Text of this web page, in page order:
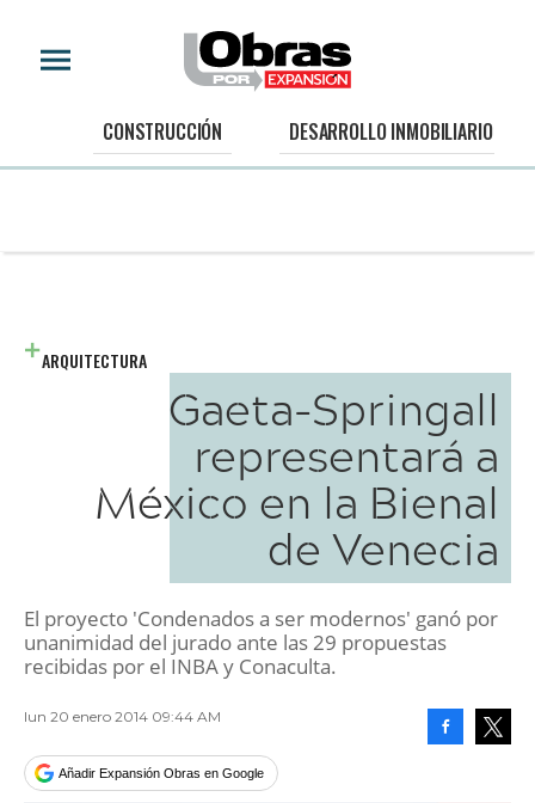
CONSTRUCCIÓN DESARROLLO INMOBILIARIO
ARQUITECTURA
Gaeta-Springall
representará a
México en la Bienal
de Venecia
El proyecto 'Condenados a ser modernos' ganó por
unanimidad del jurado ante las 29 propuestas
recibidas por el INBA y Conaculta.
lun 20 enero 2014 09:44 AM
Añadir Expansión Obras en Google